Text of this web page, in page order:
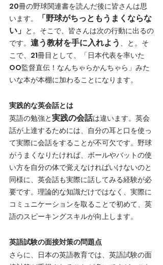
20冊の野球関連書を読んだ後に皆さんは思
います。
「野球がちっともうまくならな
い」 と。そこで、皆さんは次の行動に出るの
です。 違う教材を手に入れよう 、と。そ
こで、21冊目として、「日本代表を率いた
OO監督直伝！なんちゃらかんちゃら」みた
いな本が本棚に加わることになります。
実践的な英会話とは
英語の勉強と実践の会話は違います。英会
話が上達するためには、自分の耳と口を使っ
て実際に会話をすることが不可欠です。野球
がうまくなりたければ、ボールやバットの使
い方を自分の体で覚えなければいけないのと
同様に、英会話も実際に話してみる経験が必
要です。理論的な知識だけではなく、実際に
コミュニケーションを取ることで初めて、英
語のスピーキングスキルが向上します。
英語試験の面接対策の問題点
さらに、日本の英語教育では、英語試験の面